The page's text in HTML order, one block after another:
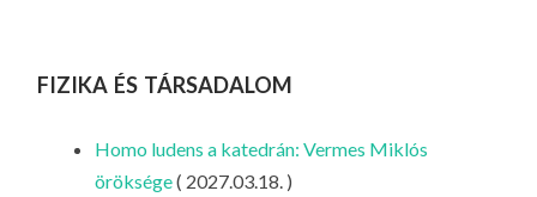
L Intézetében
TARTALOMHOZ
fizika és társadalom
Homo ludens a katedrán: Vermes Miklós
öröksége( 2027.03.18. )